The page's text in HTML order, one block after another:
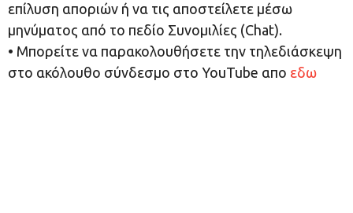
επίλυση αποριών ή να τις αποστείλετε μέσω
μηνύματος από το πεδίο Συνομιλίες (Chat).
• Μπορείτε να παρακολουθήσετε την τηλεδιάσκεψη
στο ακόλουθο σύνδεσμο στο YouTube απο εδω